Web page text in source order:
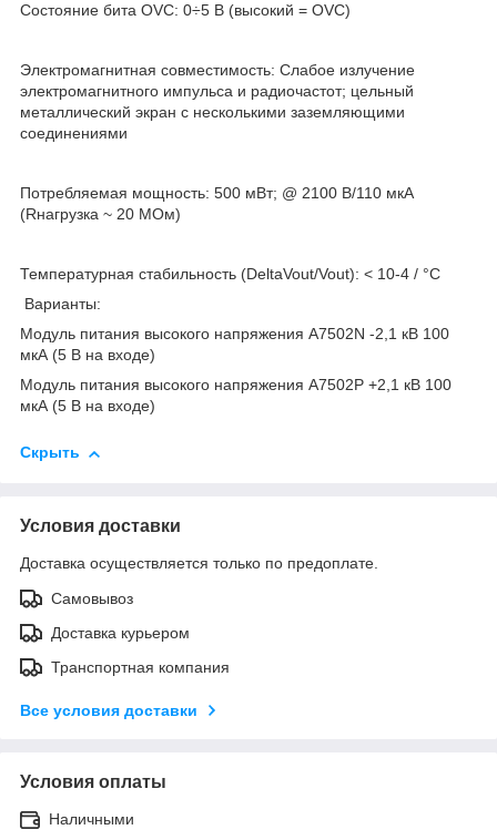
Состояние бита OVC: 0÷5 В (высокий = OVC)
Электромагнитная совместимость: Слабое излучение
электромагнитного импульса и радиочастот; цельный
металлический экран с несколькими заземляющими
соединениями
Потребляемая мощность: 500 мВт; @ 2100 В/110 мкА
(Rнагрузка ~ 20 МОм)
Температурная стабильность (DeltaVout/Vout): < 10-4 / °С
Варианты:
Модуль питания высокого напряжения A7502N -2,1 кВ 100
мкА (5 В на входе)
Модуль питания высокого напряжения A7502P +2,1 кВ 100
мкА (5 В на входе)
Скрыть
Условия доставки
Доставка осуществляется только по предоплате.
Самовывоз
Доставка курьером
Транспортная компания
Все условия доставки
Условия оплаты
Наличными